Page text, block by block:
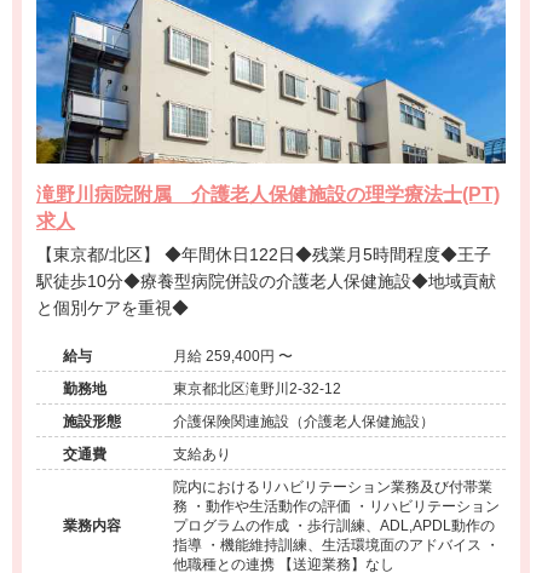
滝野川病院附属 介護老人保健施設の理学療法士(PT)
求人
【東京都/北区】 ◆年間休日122日◆残業月5時間程度◆王子
駅徒歩10分◆療養型病院併設の介護老人保健施設◆地域貢献
と個別ケアを重視◆
給与
月給 259,400円 〜
勤務地
東京都北区滝野川2-32-12
施設形態
介護保険関連施設（介護老人保健施設）
交通費
支給あり
業務内容
院内におけるリハビリテーション業務及び付帯業
務 ・動作や生活動作の評価 ・リハビリテーション
プログラムの作成 ・歩行訓練、ADL,APDL動作の
指導 ・機能維持訓練、生活環境面のアドバイス ・
他職種との連携 【送迎業務】なし